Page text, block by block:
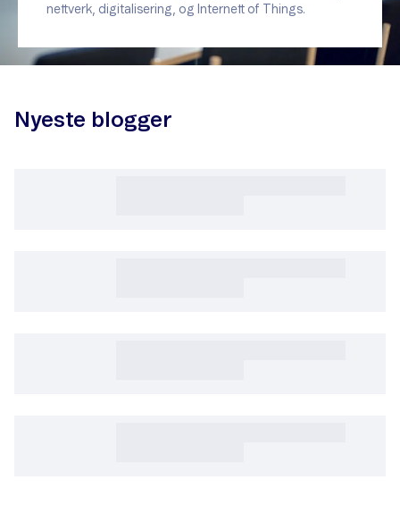
nettverk, digitalisering, og Internett of Things.
Nyeste blogger